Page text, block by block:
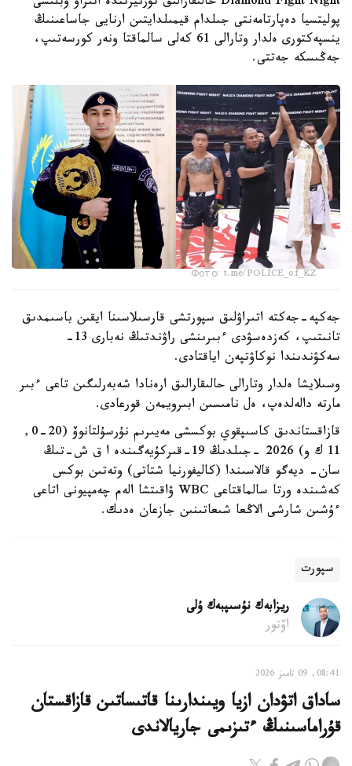
پوليتسيا دەپارتامەنتى جىلدام قيمىلدايتىن ارنايى جاساعىنىڭ
ينسپەكتورى ەلدار وتارالى 61 كەلى سالماقتا ونەر كورسەتىپ،
جەڭىسكە جەتتى.
Фото: t.me/POLICE_of_KZ
جەكپە-جەكتە اتىراۋلىق سپورتشى قارسىلاسىنا ايقىن باسىمدىق
تانىتىپ، كەزدەسۋدى ءبىرىنشى راۋندتىڭ نەبارى 13-
سەكۋندىندا نوكاۋتپەن اياقتادى.
وسىلايشا ەلدار وتارالى حالىقارالىق ارەنادا شەبەرلىگىن تاعى ءبىر
مارتە دالەلدەپ، ەل نامىسىن ابىرويمەن قورعادى.
قازاقستاندىق كاسىپقوي بوكسشى مەيىرىم نۇرسۇلتانوۆ (20-0,
11 ك و) 2026 -جىلدىڭ 19-قىركۇيەگىندە ا ق ش-تىڭ
سان- ديەگو قالاسىندا (كاليفورنيا شتاتى) وتەتىن بوكس
كەشىندە ورتا سالماقتاعى WBC ۋاقىتشا الەم چەمپيونى اتاعى
ءۇشىن شارشى الاڭعا شىعاتىنىن جازعان ەدىك.
سپورت
ريزابەك نۇسىپبەك ۇلى
اۆتور
08:41, 09 تامىز 2026
ساداق اتۋدان ازيا ويىندارىنا قاتىساتىن قازاقستان
قۇراماسىنىڭ ءتىزىمى جاريالاندى